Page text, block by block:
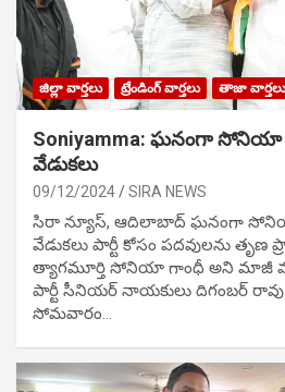
జిల్లా వార్తలు ట్రేండింగ్ వార్తలు తాజా వార్తలు
Soniyamma: ఘ‌నంగా సోనియా
వేడుక‌లు
09/12/2024 SIRA NEWS
సిరా న్యూస్, ఆదిలాబాద్ ఘ‌నంగా
వేడుక‌లు పార్టీ కోసం ప‌ద‌వుల‌ను తృణ
త్యాగమూర్తి సోనియా గాంధీ అని మాజీ
పార్టీ సీనియ‌ర్ నాయ‌కులు దిగంబ‌ర్
సోమవారం…